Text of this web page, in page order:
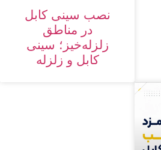
نصب سینی کابل
در مناطق
زلزله‌خیز؛ سینی
کابل و زلزله